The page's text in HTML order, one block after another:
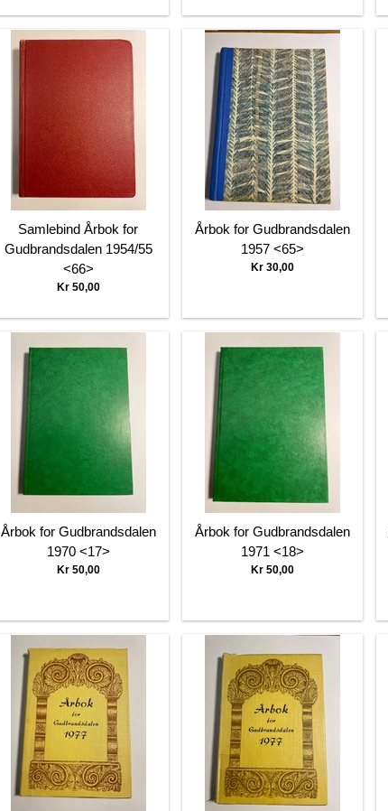
Samlebind Årbok for
Gudbrandsdalen 1954/55
<66>
Kr 50,00
Årbok for Gudbrandsdalen
1957 <65>
Kr 30,00
Årbok for Gudbrandsdalen
1970 <17>
Kr 50,00
Årbok for Gudbrandsdalen
1971 <18>
Kr 50,00